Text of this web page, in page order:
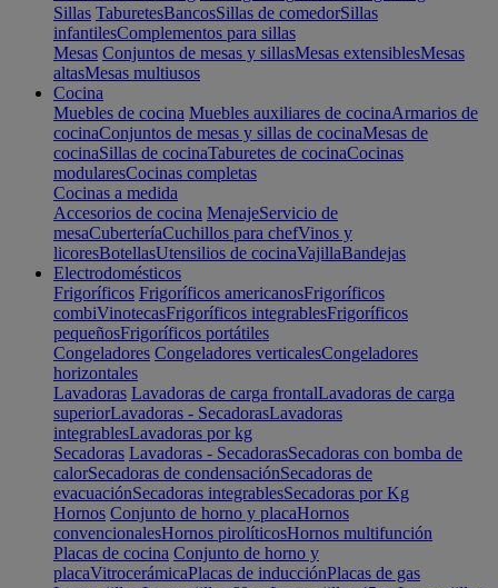
Sillas TaburetesBancosSillas de comedorSillas
infantilesComplementos para sillas
Mesas Conjuntos de mesas y sillasMesas extensiblesMesas
altasMesas multiusos
Cocina
Muebles de cocina Muebles auxiliares de cocinaArmarios de
cocinaConjuntos de mesas y sillas de cocinaMesas de
cocinaSillas de cocinaTaburetes de cocinaCocinas
modularesCocinas completas
Cocinas a medida
Accesorios de cocina MenajeServicio de
mesaCuberteríaCuchillos para chefVinos y
licoresBotellasUtensilios de cocinaVajillaBandejas
Electrodomésticos
Frigoríficos Frigoríficos americanosFrigoríficos
combiVinotecasFrigoríficos integrablesFrigoríficos
pequeñosFrigoríficos portátiles
Congeladores Congeladores verticalesCongeladores
horizontales
Lavadoras Lavadoras de carga frontalLavadoras de carga
superiorLavadoras - SecadorasLavadoras
integrablesLavadoras por kg
Secadoras Lavadoras - SecadorasSecadoras con bomba de
calorSecadoras de condensaciónSecadoras de
evacuaciónSecadoras integrablesSecadoras por Kg
Hornos Conjunto de horno y placaHornos
convencionalesHornos pirolíticosHornos multifunción
Placas de cocina Conjunto de horno y
placaVitrocerámicaPlacas de inducciónPlacas de gas